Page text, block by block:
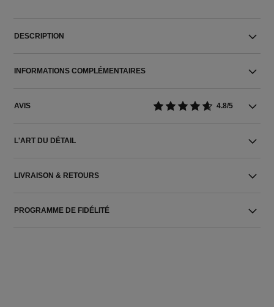
DESCRIPTION
INFORMATIONS COMPLÉMENTAIRES
AVIS 4.8/5
L'ART DU DÉTAIL
LIVRAISON & RETOURS
PROGRAMME DE FIDÉLITÉ